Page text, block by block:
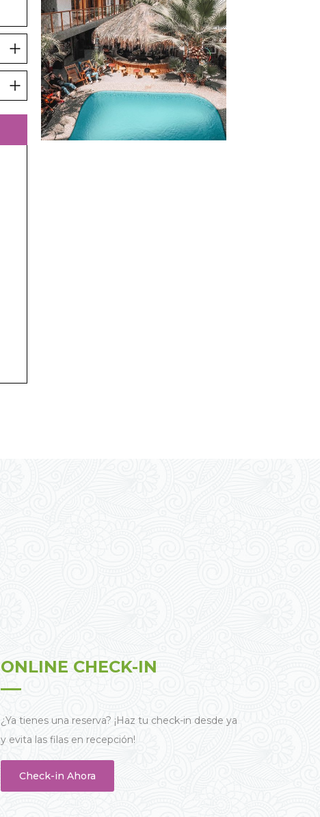
ONLINE CHECK-IN
¿Ya tienes una reserva? ¡Haz tu check-in desde ya
y evita las filas en recepción!
Check-in Ahora